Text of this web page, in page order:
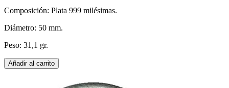
Composición: Plata 999 milésimas.
Diámetro: 50 mm.
Peso: 31,1 gr.
Añadir al carrito